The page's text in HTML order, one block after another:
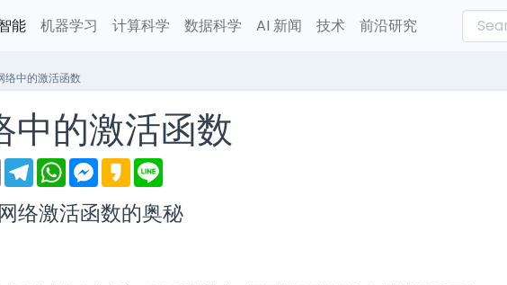
能 机器学习 计算科学 数据科学 AI 新闻 技术 前沿研究
络中的激活函数
中的激活函数
E
m
i
l
T
e
e
g
W
h
t
s
M
e
s
e
K
a
a
o
e
络激活函数的奥秘